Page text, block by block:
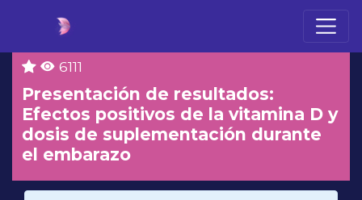
6111
Presentación de resultados:
Efectos positivos de la vitamina D y
dosis de suplementación durante
el embarazo